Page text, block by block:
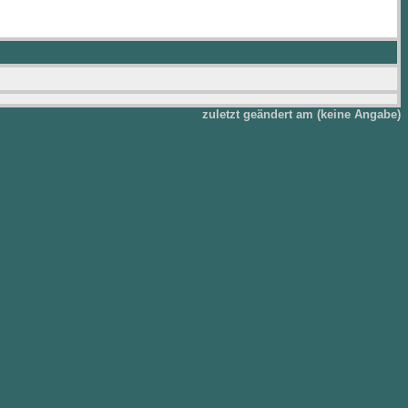
zuletzt geändert am (keine Angabe)